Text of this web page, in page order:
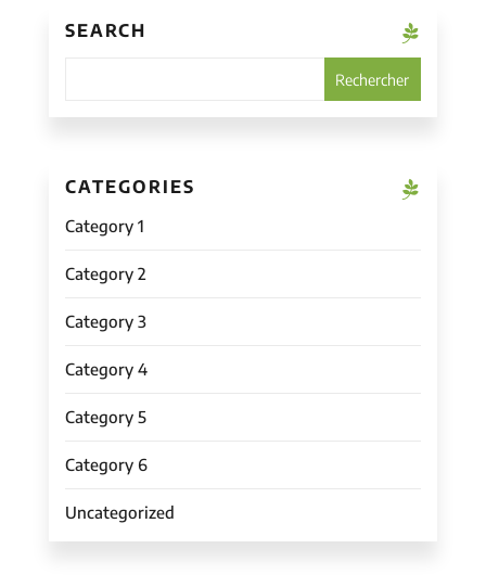
SEARCH
CATEGORIES
Category 1
Category 2
Category 3
Category 4
Category 5
Category 6
Uncategorized